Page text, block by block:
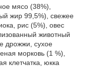
мясо (38%),
жир 99,5%), свежее
рис (5%), овес
животный
дрожжи, сухое
морковь (1 %),
клетчатка, юкка